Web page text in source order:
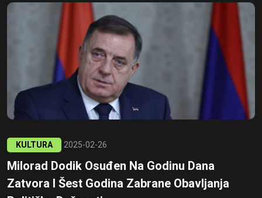
KULTURA 2025-02-26
Milorad Dodik Osuđen Na Godinu Dana
Zatvora I Šest Godina Zabrane Obavljanja